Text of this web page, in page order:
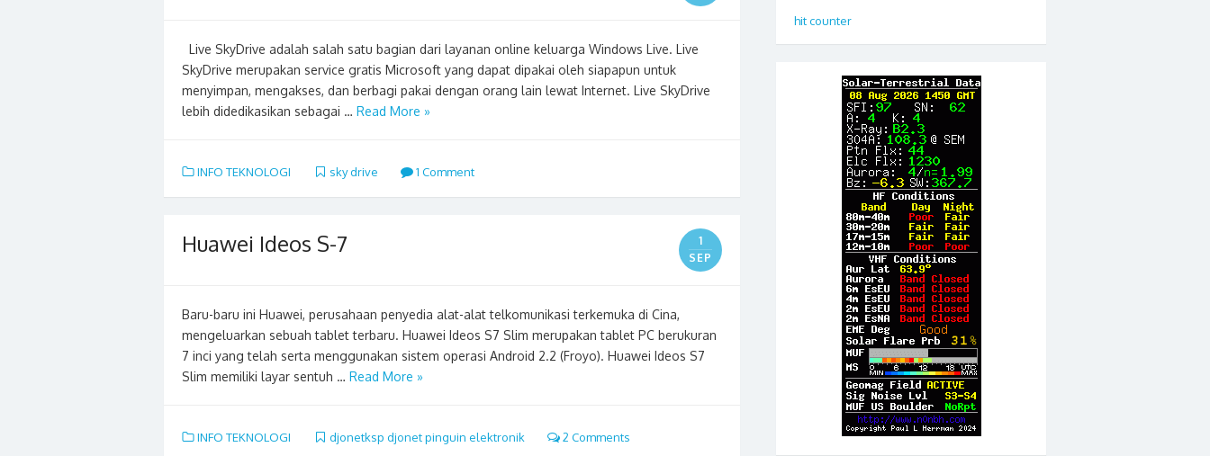
Live SkyDrive adalah salah satu bagian dari layanan online keluarga Windows Live. Live
SkyDrive merupakan service gratis Microsoft yang dapat dipakai oleh siapapun untuk
menyimpan, mengakses, dan berbagi pakai dengan orang lain lewat Internet. Live SkyDrive
lebih didedikasikan sebagai … Read More »
INFO TEKNOLOGI sky drive 1 Comment
Huawei Ideos S-7
1
SEP
Baru-baru ini Huawei, perusahaan penyedia alat-alat telkomunikasi terkemuka di Cina,
mengeluarkan sebuah tablet terbaru. Huawei Ideos S7 Slim merupakan tablet PC berukuran
7 inci yang telah serta menggunakan sistem operasi Android 2.2 (Froyo). Huawei Ideos S7
Slim memiliki layar sentuh … Read More »
INFO TEKNOLOGI djonetksp djonet pinguin elektronik 2 Comments
hit counter